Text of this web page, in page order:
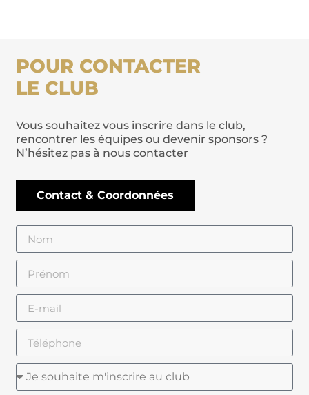
POUR CONTACTER
LE CLUB
Vous souhaitez vous inscrire dans le club,
rencontrer les équipes ou devenir sponsors ?
N’hésitez pas à nous contacter
Contact & Coordonnées